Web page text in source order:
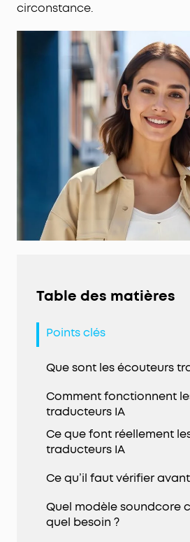
circonstance.
Table des matières
Points clés
Que sont les écouteurs
Comment fonctionnent
traducteurs IA
Ce que font réellement
traducteurs IA
Ce qu’il faut vérifier
Quel modèle soundcore
quel besoin ?